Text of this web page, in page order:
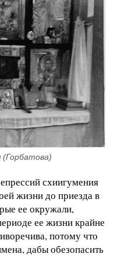
(Горбатова)
схиигумения
жизни до приезда в
ее окружали,
ее жизни крайне
потому что
дабы обезопасить